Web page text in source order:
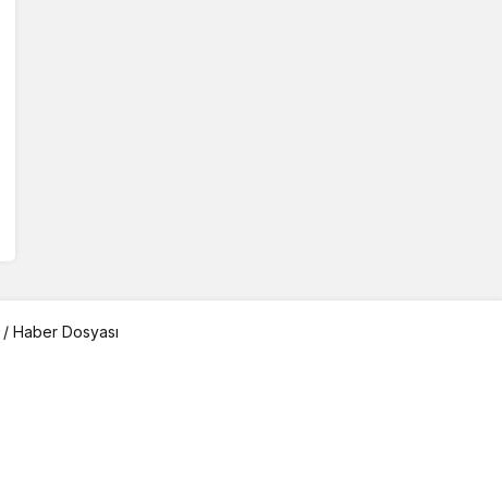
/ Haber Dosyası